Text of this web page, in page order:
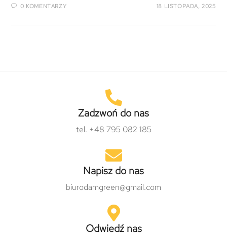
0 KOMENTARZY 18 LISTOPADA, 2025
Zadzwoń do nas
tel. +48 795 082 185
Napisz do nas
biurodamgreen@gmail.com
Odwiedź nas